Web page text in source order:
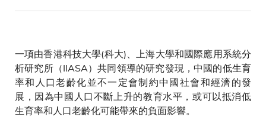
連
結
一項由香港科技大學(科大)、上海大學和國際應用系統分
析研究所（IIASA）共同領導的研究發現，中國的低生育
率和人口老齡化並不一定會制約中國社會和經濟的發
展，因為中國人口不斷上升的教育水平，或可以抵消低
生育率和人口老齡化可能帶來的負面影響。